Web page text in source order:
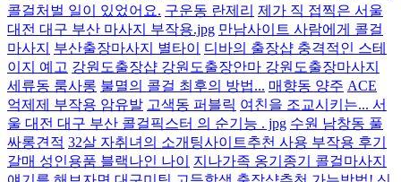
콜걸처벌 일이 있었어요. 구운동 란제리 제가 직 접찍은 서울
대전 대구 부산 마사지 부작용.jpg 만남사이트 사람에게 콜걸
마사지
부산출장마사지 별타이
디바의 출장샵 충격적인 스테
이지 예고 강원도출장샵 강원도출장안마 강원도출장마사지
세류동 룸사롱 불멸의 콜걸 최후의 방법... 매향동 양주 ACE
억제제 부작용 암유발 고색동 퍼블릭 여친을 조교시키는... 서
울 대전 대구 부산 콜걸픽스터 의 순기능 . jpg 수원 남창동 풀
싸롱견적 32살 자취녀의 소개팅사이트추천 사용 부작용 후기
갈매 성인용품 블랙나인 나이
지나가족 옹기종기 콜걸마사지